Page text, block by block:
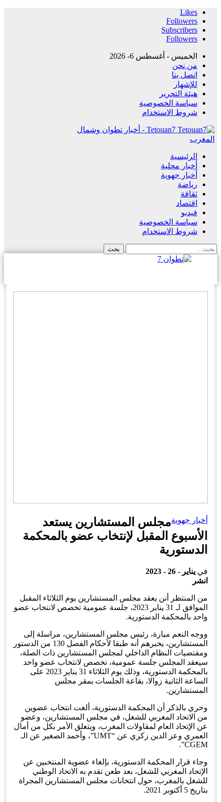
Likes
Followers
Subscribers
Followers
الخميس - أغسطس 6- 2026
من نحن
اتصل بنا
للإشهار
هيئة التحرير
سياسة الخصوصية
شروط الاستخدام
Tetouan7 - أخبار تطوان وشمال
المغرب
الرئيسية
أخبار محلية
أخبار جهوية
رياضة
ثقافة
اقتصاد
فيديو
سياسة الخصوصية
شروط الاستخدام
أخبار جهويةمجلس المستشارين يستعد
الأسبوع المقبل لإنتخاب عضو بالمحكمة
الدستورية
في يناير - 26 - 2023
انشر
من المنتظر أنن يعقد مجلس المستشارين يوم الثلاثاء المقبل
الموافق لـ 31 يناير 2023، جلسة عمومية تخصص لانتخاب عضو
واحد بالمحكمة الدستورية.
ووجه النعم ميارة، رئيس مجلس المستشارين، مراسلة إلى
المستشارين، يخبرهم أنه طبقا لأحكام الفصل 130 من الدستور
ومقتضيات النظام الداخلي لمجلس المستشارين ذات الصلة،
سيعقد المجلس جلسة عمومية، تخصص لانتخاب عضو واحد
بالمحكمة الدستورية، وذلك يوم الثلاثاء 31 يناير 2023 على
الساعة الثانية زوالا، بقاعة الجلسات بمقر مجلس
المستشارين.
وحري بالذكر أن المحكمة الدستورية، ألغت انتخاب عضوين
من الاتحاد المغربي للشغل، في مجلس المستشارين، وعضو
عن الإتحاد العام لمقاولات المغرب، ويتعلق الأمر بكل من أمال
العمري وعز الدين زكري عن “UMT”، وأحمد الصغير عن الـ
CGEM”.
وجاء قرار المحكمة الدستورية، بإلغاء عضوية المنتخبين عن
الإتحاد المغربي للشغل، بعد طعن تقدم به الاتحاد الوطني
للشغل بالمغرب، حول انتخابات مجلس المستشارين المجراة
بتاريخ 5 أكتوبر 2021.